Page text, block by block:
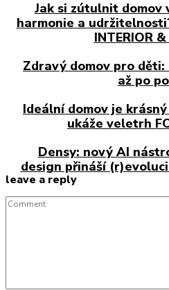
Jak si zútulnit domov
harmonie a
INTERIOR
Zdravý domov pro
až po
Ideální domov je
ukáže veletrh
Densy: nový AI
design přináší
leave a reply